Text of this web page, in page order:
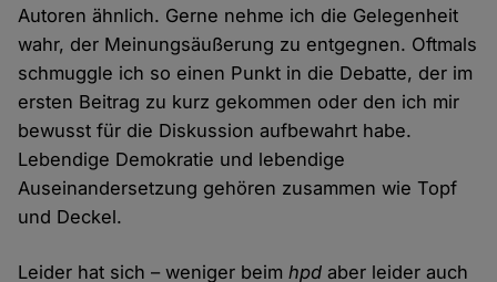
Autoren ähnlich. Gerne nehme ich die Gelegenheit
wahr, der Meinungsäußerung zu entgegnen. Oftmals
schmuggle ich so einen Punkt in die Debatte, der im
ersten Beitrag zu kurz gekommen oder den ich mir
bewusst für die Diskussion aufbewahrt habe.
Lebendige Demokratie und lebendige
Auseinandersetzung gehören zusammen wie Topf
und Deckel.
Leider hat sich – weniger beimhpd aber leider auch